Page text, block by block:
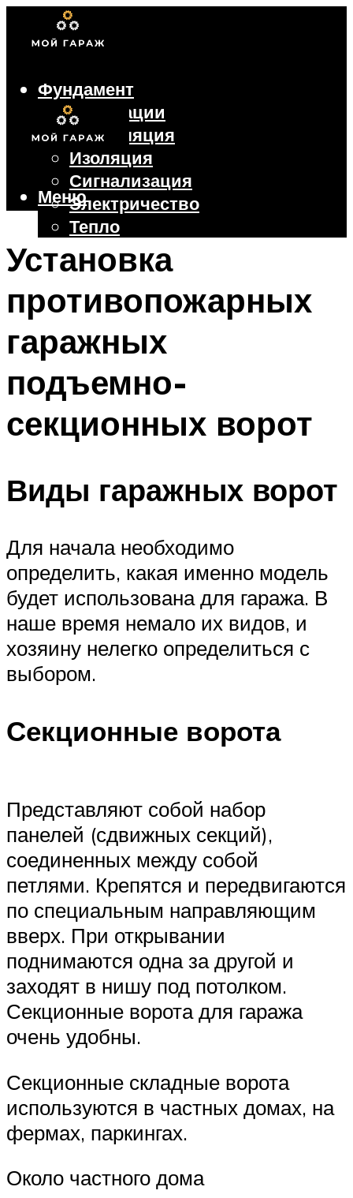
Фундамент
Коммуникации
Вентиляция
Изоляция
Сигнализация
Электричество
Тепло
Крыша
Ворота
Меню
Установка
противопожарных
гаражных
подъемно-
секционных ворот
Виды гаражных ворот
Для начала необходимо
определить, какая именно модель
будет использована для гаража. В
наше время немало их видов, и
хозяину нелегко определиться с
выбором.
Секционные ворота
Представляют собой набор
панелей (сдвижных секций),
соединенных между собой
петлями. Крепятся и передвигаются
по специальным направляющим
вверх. При открывании
поднимаются одна за другой и
заходят в нишу под потолком.
Секционные ворота для гаража
очень удобны.
Секционные складные ворота
используются в частных домах, на
фермах, паркингах.
Около частного дома